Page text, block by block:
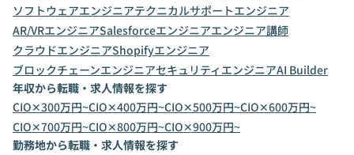
ソフトウェアエンジニアテクニカルサポートエンジニア
AR/VRエンジニアSalesforceエンジニアエンジニア講師
クラウドエンジニアShopifyエンジニア
ブロックチェーンエンジニアセキュリティエンジニアAI Builder
年収から転職・求人情報を探す
CIO✕300万円~CIO✕400万円~CIO✕500万円~CIO✕600万円~
CIO✕700万円~CIO✕800万円~CIO✕900万円~
勤務地から転職・求人情報を探す